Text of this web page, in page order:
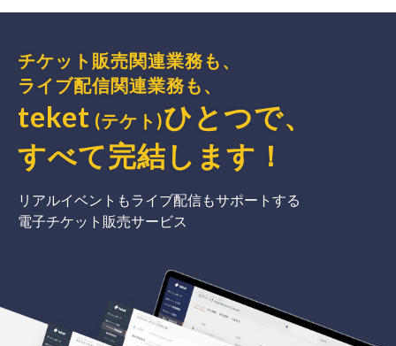
チケット販売関連業務も、
ライブ配信関連業務も、
teket (テケト)ひとつで、
すべて完結 します ！
リアルイベントもライブ配信もサポートする
電子チケット販売サービス